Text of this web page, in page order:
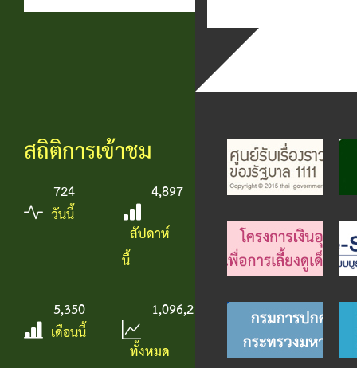
สถิติการเข้าชม
724
วันนี้
4,897
สัปดาห์
นี้
5,350
เดือนนี้
1,096,217
ทั้งหมด